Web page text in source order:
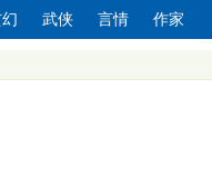
武侠 言情 作家